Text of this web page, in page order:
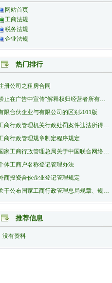
网站首页
工商法规
税务法规
企业法规
热门排行
册公司之租房合同
止在广告中宣传“解释权归经营者所有…
限合伙企业与有限公司的区别2011版
商行政管理机关行政处罚案件违法所得…
商行政管理规章制定程序规定
家工商行政管理总局关于中国联合网络…
体工商户名称登记管理办法
商投资合伙企业登记管理规定
于公布国家工商行政管理总局规章、规…
推荐信息
没有资料